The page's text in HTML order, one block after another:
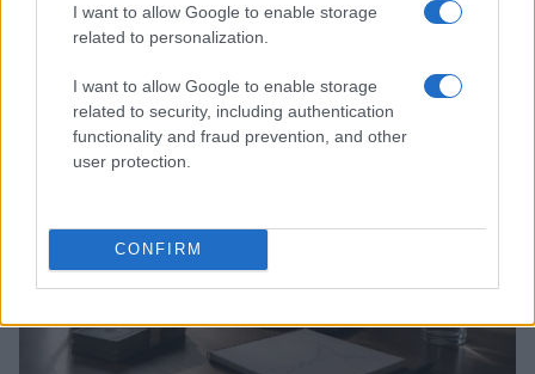
I want to allow Google to enable storage
related to personalization.
I want to allow Google to enable storage
related to security, including authentication
functionality and fraud prevention, and other
user protection.
CONFIRM
agosto 2026
CRIPTOVALUTE